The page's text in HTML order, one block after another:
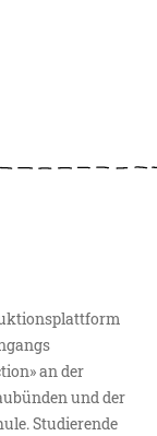
an der
und der
Studierende